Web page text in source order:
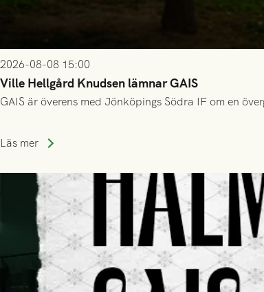
2026-08-08 15:00
Ville Hellgård Knudsen lämnar GAIS
GAIS är överens med Jönköpings Södra IF om en
Läs mer